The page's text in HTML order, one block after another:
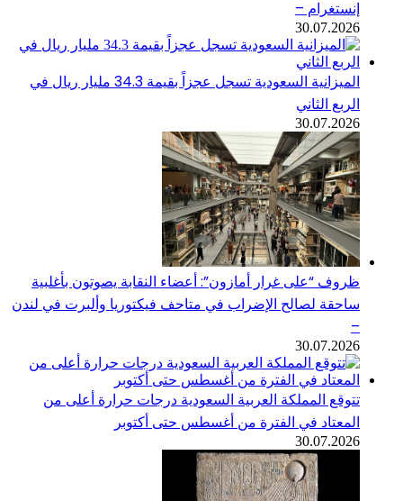
إنستغرام –
30.07.2026
الميزانية السعودية تسجل عجزاً بقيمة 34.3 مليار ريال في
الربع الثاني
30.07.2026
ظروف “على غرار أمازون”: أعضاء النقابة يصوتون بأغلبية
ساحقة لصالح الإضراب في متاحف فيكتوريا وألبرت في لندن
–
30.07.2026
تتوقع المملكة العربية السعودية درجات حرارة أعلى من
المعتاد في الفترة من أغسطس حتى أكتوبر
30.07.2026